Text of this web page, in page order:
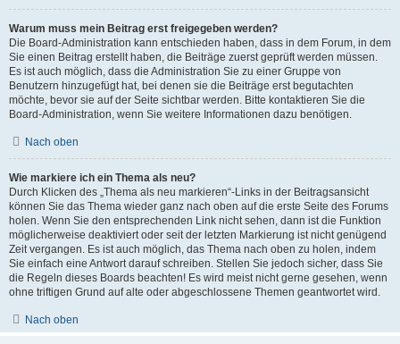
Warum muss mein Beitrag erst freigegeben werden?
Die Board-Administration kann entschieden haben, dass in dem Forum, in dem
Sie einen Beitrag erstellt haben, die Beiträge zuerst geprüft werden müssen.
Es ist auch möglich, dass die Administration Sie zu einer Gruppe von
Benutzern hinzugefügt hat, bei denen sie die Beiträge erst begutachten
möchte, bevor sie auf der Seite sichtbar werden. Bitte kontaktieren Sie die
Board-Administration, wenn Sie weitere Informationen dazu benötigen.
Nach oben
Wie markiere ich ein Thema als neu?
Durch Klicken des „Thema als neu markieren“-Links in der Beitragsansicht
können Sie das Thema wieder ganz nach oben auf die erste Seite des Forums
holen. Wenn Sie den entsprechenden Link nicht sehen, dann ist die Funktion
möglicherweise deaktiviert oder seit der letzten Markierung ist nicht genügend
Zeit vergangen. Es ist auch möglich, das Thema nach oben zu holen, indem
Sie einfach eine Antwort darauf schreiben. Stellen Sie jedoch sicher, dass Sie
die Regeln dieses Boards beachten! Es wird meist nicht gerne gesehen, wenn
ohne triftigen Grund auf alte oder abgeschlossene Themen geantwortet wird.
Nach oben